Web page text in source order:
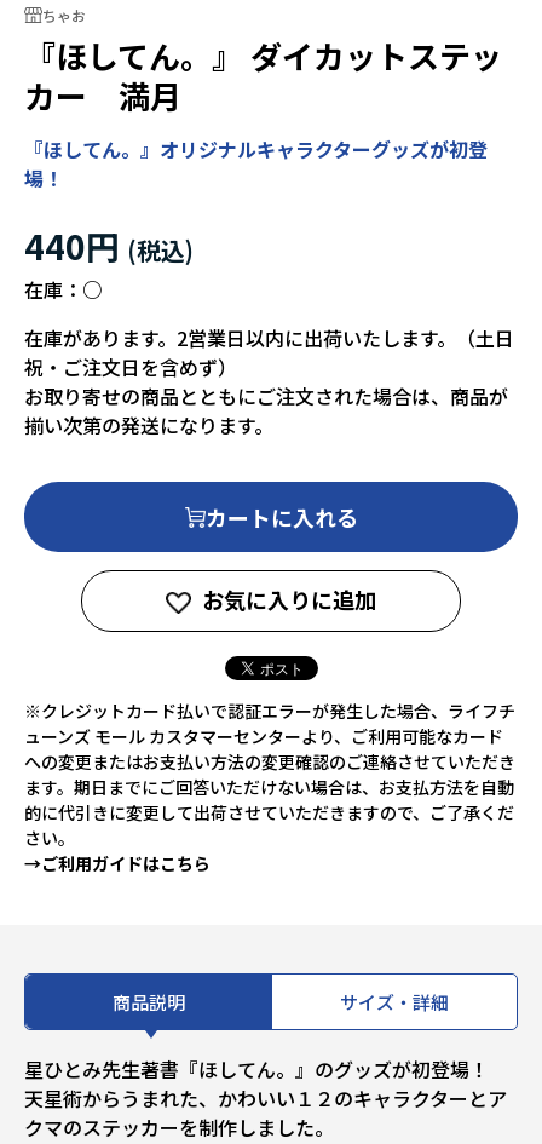
ちゃお
『ほしてん。』 ダイカットステッ
カー 満月
『ほしてん。』オリジナルキャラクターグッズが初登
場！
440円
在庫： ○
在庫があります。2営業日以内に出荷いたします。（土日
祝・ご注文日を含めず）
お取り寄せの商品とともにご注文された場合は、商品が
揃い次第の発送になります。
カートに入れる
お気に入りに追加
※クレジットカード払いで認証エラーが発生した場合、ライフチ
ューンズ モール カスタマーセンターより、ご利用可能なカード
への変更またはお支払い方法の変更確認のご連絡させていただき
ます。期日までにご回答いただけない場合は、お支払方法を自動
的に代引きに変更して出荷させていただきますので、ご了承くだ
さい。
→ご利用ガイドはこちら
商品説明 サイズ・詳細
星ひとみ先生著書『ほしてん。』のグッズが初登場！
天星術からうまれた、かわいい１２のキャラクターとア
クマのステッカーを制作しました。